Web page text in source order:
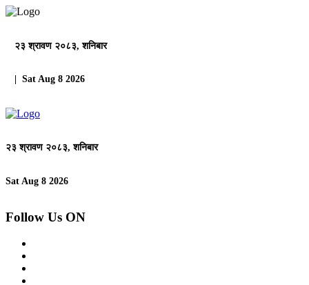
२३ श्रावण २०८३, शनिबार
| Sat Aug 8 2026
२३ श्रावण २०८३, शनिबार
Sat Aug 8 2026
Follow Us ON